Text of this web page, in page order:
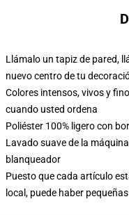
Llámalo un tapiz de pared,
nuevo centro de tu
Colores intensos, vivos y
cuando usted ordena
Poliéster 100% ligero con
Lavado suave de la
blanqueador
Puesto que cada artículo
local, puede haber